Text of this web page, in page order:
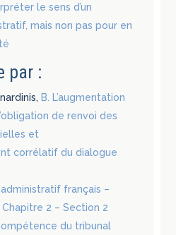
le sens d’un
mais non pas pour en
par :
B. L’augmentation
de renvoi des
et
corrélatif du dialogue
français –
2 – Section 2
du tribunal